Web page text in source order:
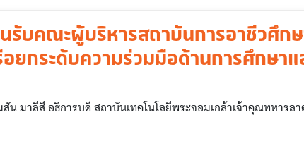
รับคณะผู้บริหารสถาบันการอาชีวศึกษ
ยกระดับความร่วมมือด้านการศึกษาแ
าลีสี อธิการบดี สถาบันเทคโนโลยีพระจอมเกล้าเจ้าคุณทหารลา